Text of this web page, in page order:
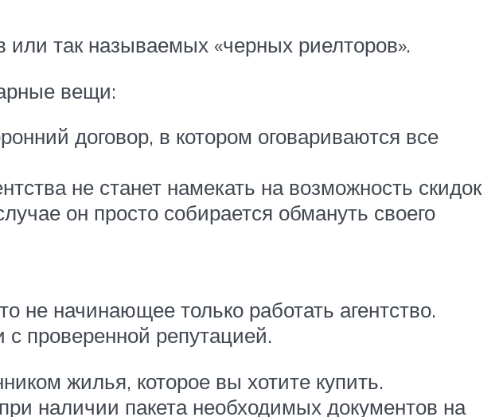
так называемых «черных риелторов».
вещи:
договор, в котором оговариваются все
не станет намекать на возможность скидок
он просто собирается обмануть своего
не начинающее только работать агентство.
проверенной репутацией.
жилья, которое вы хотите купить.
наличии пакета необходимых документов на